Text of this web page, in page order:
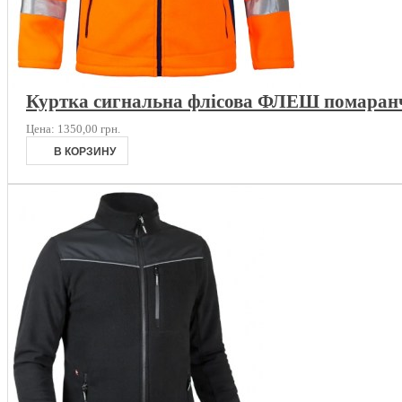
Куртка сигнальна флісова ФЛЕШ
Цена: 1350,00 грн.